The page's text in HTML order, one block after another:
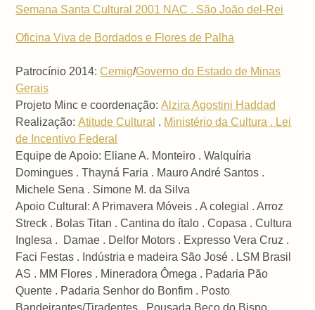
Semana Santa Cultural 2001 NAC . São João del-Rei
Oficina Viva de Bordados e Flores de Palha
Patrocínio 2014:Cemig/Governo do Estado de Minas
Gerais
Projeto Minc e coordenação:Alzira Agostini Haddad
Realização:Atitude Cultural . Ministério da Cultura . Lei
de Incentivo Federal
Equipe de Apoio: Eliane A. Monteiro . Walquíria
Domingues . Thayná Faria . Mauro André Santos .
Michele Sena . Simone M. da Silva
Apoio Cultural: A Primavera Móveis . A colegial . Arroz
Streck . Bolas Titan . Cantina do ítalo . Copasa . Cultura
Inglesa . Damae . Delfor Motors . Expresso Vera Cruz .
Faci Festas . Indústria e madeira São José . LSM Brasil
AS . MM Flores . Mineradora Ômega . Padaria Pão
Quente . Padaria Senhor do Bonfim . Posto